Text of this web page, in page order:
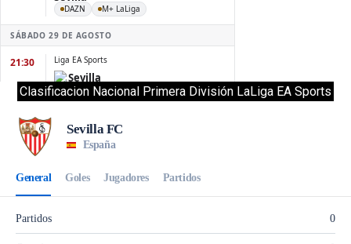
Clasificacion Nacional Primera División LaLiga EA Sports